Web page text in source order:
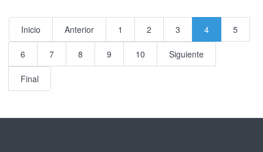
Inicio Anterior 1 2 3 4 5
6 7 8 9 10 Siguiente
Final